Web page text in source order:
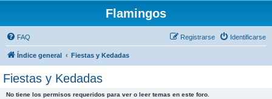
Flamingos
FAQ Identificarse
Registrarse
Índice general Fiestas y Kedadas
Fiestas y Kedadas
No tiene los permisos requeridos para ver o leer temas en este foro.